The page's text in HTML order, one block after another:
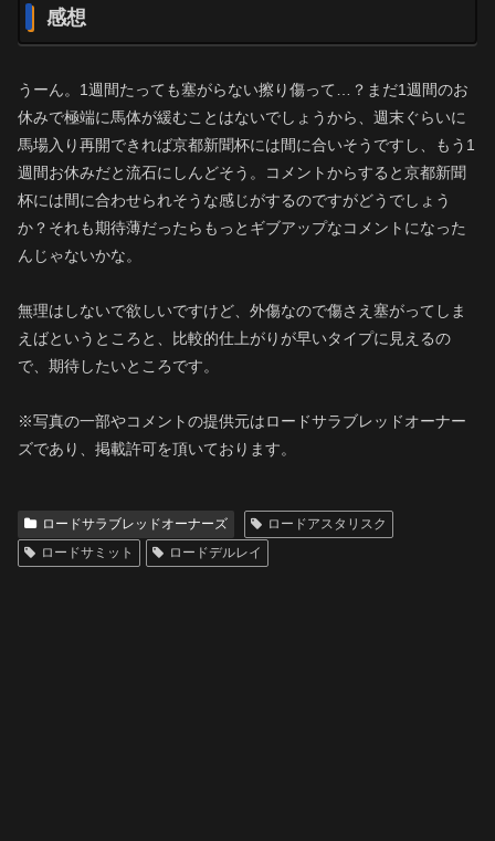
感想
うーん。1週間たっても塞がらない擦り傷って…？まだ1週間のお
休みで極端に馬体が緩むことはないでしょうから、週末ぐらいに
馬場入り再開できれば京都新聞杯には間に合いそうですし、もう1
週間お休みだと流石にしんどそう。コメントからすると京都新聞
杯には間に合わせられそうな感じがするのですがどうでしょう
か？それも期待薄だったらもっとギブアップなコメントになった
んじゃないかな。
無理はしないで欲しいですけど、外傷なので傷さえ塞がってしま
えばというところと、比較的仕上がりが早いタイプに見えるの
で、期待したいところです。
※写真の一部やコメントの提供元はロードサラブレッドオーナー
ズであり、掲載許可を頂いております。
ロードサラブレッドオーナーズ
ロードアスタリスク
ロードサミット
ロードデルレイ